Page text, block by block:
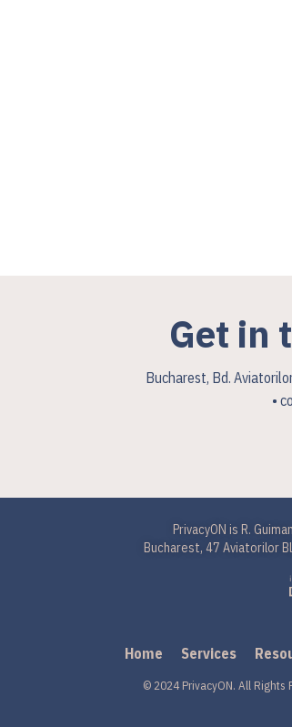
Get in
Bucharest, Bd.
•
PrivacyON is R.
Bucharest, 47 Aviatorilor
Home Services
© 2024 PrivacyON. All Rights